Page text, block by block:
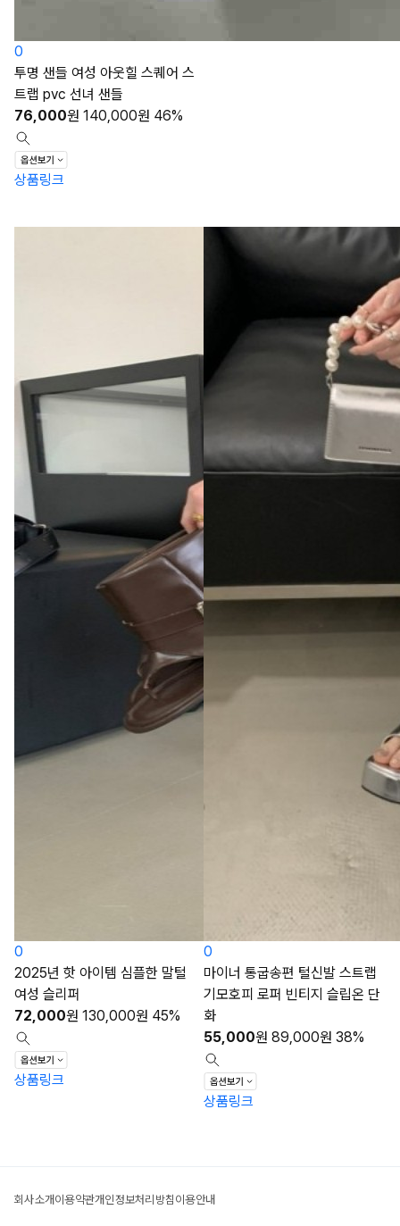
0
투명 샌들 여성 아웃힐 스퀘어 스
트랩 pvc 선녀 샌들
76,000원 140,000원 46%
상품링크
0
2025년 핫 아이템 심플한 말털
여성 슬리퍼
72,000원 130,000원 45%
상품링크
0
마이너 통굽송편 털신발 스트랩
기모호피 로퍼 빈티지 슬립온 단
화
55,000원 89,000원 38%
상품링크
회사소개 이용약관개인정보처리방침 이용안내